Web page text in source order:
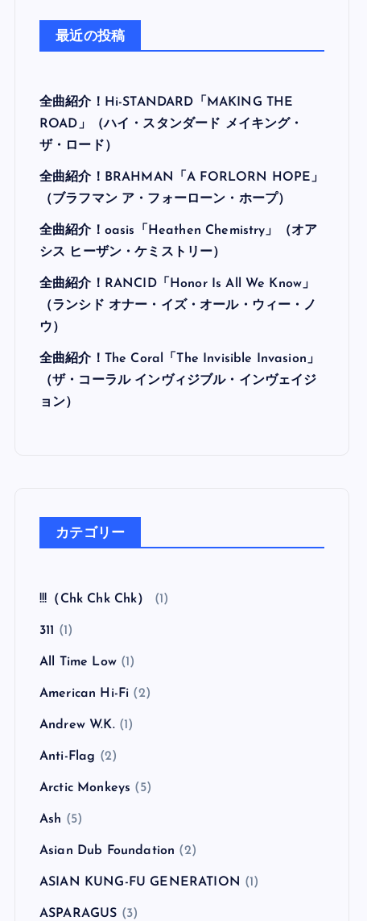
最近の投稿
全曲紹介！Hi-STANDARD「MAKING THE
ROAD」（ハイ・スタンダード メイキング・
ザ・ロード）
全曲紹介！BRAHMAN「A FORLORN HOPE」
（ブラフマン ア・フォーローン・ホープ）
全曲紹介！oasis「Heathen Chemistry」（オア
シス ヒーザン・ケミストリー）
全曲紹介！RANCID「Honor Is All We Know」
（ランシド オナー・イズ・オール・ウィー・ノ
ウ）
全曲紹介！The Coral「The Invisible Invasion」
（ザ・コーラル インヴィジブル・インヴェイジ
ョン）
カテゴリー
!!!（Chk Chk Chk） (1)
311 (1)
All Time Low(1)
American Hi-Fi (2)
Andrew W.K.(1)
Anti-Flag (2)
Arctic Monkeys (5)
Ash (5)
Asian Dub Foundation (2)
ASIAN KUNG-FU GENERATION (1)
ASPARAGUS (3)